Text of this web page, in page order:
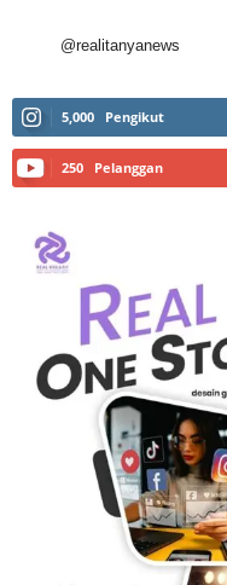
@realitanyanews
5,000 Pengikut
250 Pelanggan